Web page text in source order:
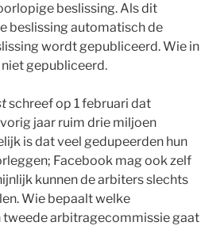
beslissing. Als dit
beslissing automatisch de
wordt gepubliceerd. Wie in
gepubliceerd.
schreef op 1 februari dat
jaar ruim drie miljoen
is dat veel gedupeerden hun
Facebook mag ook zelf
kunnen de arbiters slechts
Wie bepaalt welke
arbitragecommissie gaat